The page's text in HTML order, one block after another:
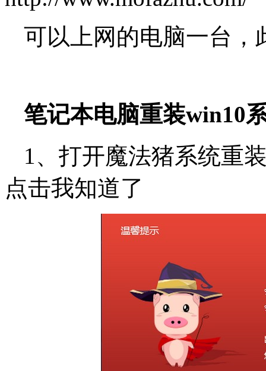
可以上网的电脑一台，
笔记本电脑重装win10
1、打开魔法猪系统重
点击我知道了